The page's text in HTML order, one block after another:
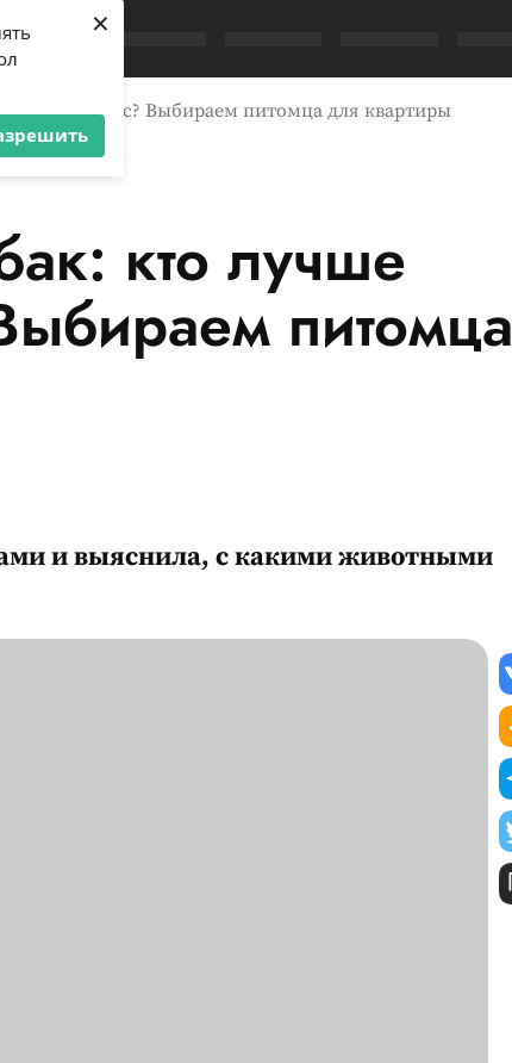
×
стресс? Выбираем питомца для квартиры
кто лучше
питомца
и выяснила, с какими животными